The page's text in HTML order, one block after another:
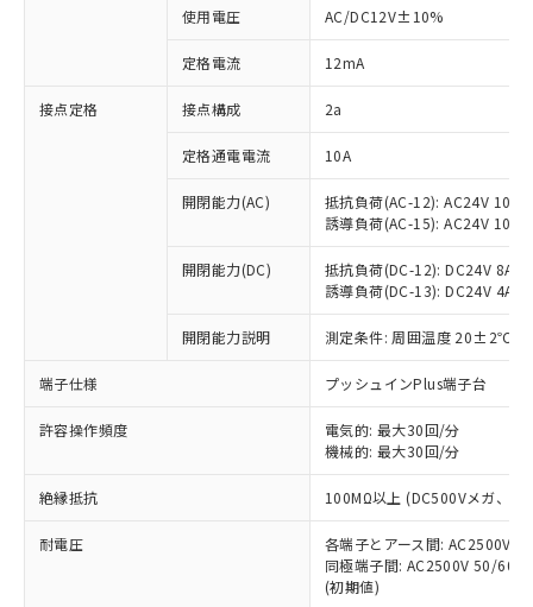
使用電圧 AC/DC12V±10%
定格電流 12mA
接点定格 接点構成 2a
定格通電電流 10A
開閉能力(AC)
抵抗負荷(AC-12): AC24V 10A/
誘導負荷(AC-15): AC24V
開閉能力(DC)
抵抗負荷(DC-12): DC24V 8A/
誘導負荷(DC-13): DC24V 4A/
開閉能力説明 測定条件: 周囲温度 20±2℃、
端子仕様 プッシュインPlus端子台
許容操作頻度
電気的: 最大30回/分
機械的: 最大30回/分
絶縁抵抗 100MΩ以上 (DC500Vメガ、点
耐電圧
各端子とアース間: AC2500V
同極端子間: AC2500V 50/
(初期値)
ご利用条件
以下の条件をお読みいただき、同意のうえ
ご利用ください。
本サービスは、当社制御機器事業取扱
商品の当社在庫状況および標準価格
(税抜)を提供させていただくもので
当社制御機器事業取扱商品の中には、
本サービスの対象外となる商品もある
ことをご了承ください。
在庫状況および標準価格照会結果は、
記載している更新日時点での社内デー
タに基づき作成されるものであり、閲
覧された時点での実際の在庫および標
準価格とは異なる場合があることをご
※1 対応状況
対応済み：EU RoHS指令（10物質）の
非含有に対応した製品が提供可能な商品で
す。
対応予定：EU RoHS指令（10物質）の非含
有に対応した製品に切り替える予定のある
対応予定なし：EU RoHS指令（10物質）の
非含有に非対応の商品で、対応品を出す予
定はありません。
調査・確認中：EU RoHS指令（10物質）の
非含有の対応状況を調査中または確認中の
非該当品：ライセンス料など無形物で、有
害物質有無と関係のない商品です。
仕入先様の事情により、非含有部品として
いたものが、含有品と判明した場合などや
むを得ず変更することがあります。
六価クロム(Cr(Ⅵ)) 1000ppm以下、ポリ臭化ビフェニル
類(PBB) 1000ppm以下、ポリ臭化ジフェニルエーテル類
「○」：最大均質材料含有率が中国RoHSの
基準値以下であることを示します。
「×」：最大均質材料含有率が中国RoHSの
基準値を超えていることを示します。
「－」：未確認です。当社販売部門へお問
*中国RoHS10物質の基準値 (GB/T26572)：
Pb(鉛) :1000ppm、 Hg(水銀) : 1000ppm、 Cd(カドミウ
Cr(Ⅵ)(六価クロム) : 1000ppm、 PBBs(ポリ臭化ビフェ
当社は、これら貴社製品のうち、外国
為替および外国貿易法に定める商品
（以下｢規制貨物等」という）を輸出
または国外への提供する場合は、日本
国政府の輸出許可(または役務取引許
可)を取得するなどの必要な手続きを